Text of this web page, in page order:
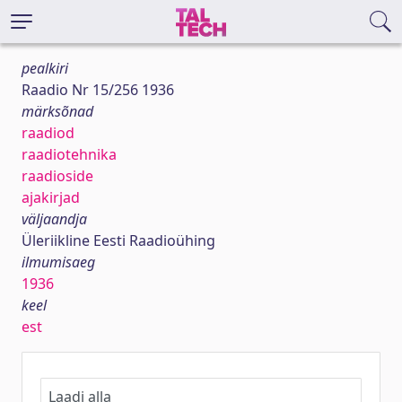
pealkiri
Raadio Nr 15/256 1936
märksõnad
raadiod
raadiotehnika
raadioside
ajakirjad
väljaandja
Üleriikline Eesti Raadioühing
ilmumisaeg
1936
keel
est
Laadi alla